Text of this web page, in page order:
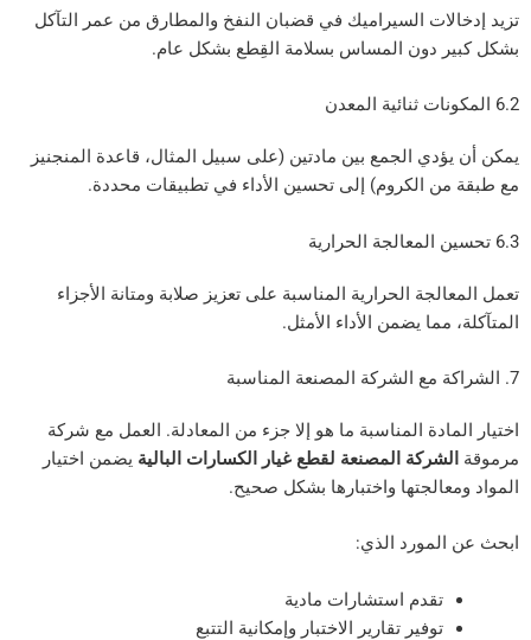
السيراميك في قضبان النفخ والمطارق من عمر التآكل
دون المساس بسلامة القِطع بشكل عام.
الجمع بين مادتين (على سبيل المثال، قاعدة المنجنيز
الكروم) إلى تحسين الأداء في تطبيقات محددة.
الحرارية المناسبة على تعزيز صلابة ومتانة الأجزاء
يضمن الأداء الأمثل.
المناسبة ما هو إلا جزء من المعادلة. العمل مع شركة
المصنعة لقطع غيار الكسارات الباليةيضمن اختيار
واختبارها بشكل صحيح.
الذي:
استشارات مادية
تقارير الاختبار وإمكانية التتبع